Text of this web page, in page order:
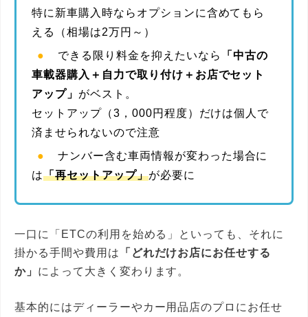
特に新車購入時ならオプションに含めてもら
える（相場は2万円～）
できる限り料金を抑えたいなら
「中古の
車載器購入＋自力で取り付け＋お店でセット
アップ」 がベスト。
セットアップ（3，000円程度）だけは個人で
済ませられないので注意
ナンバー含む車両情報が変わった場合に
は「再セットアップ」が必要に
一口に「ETCの利用を始める」といっても、それに
掛かる手間や費用は 「どれだけお店にお任せする
か」 によって大きく変わります。
基本的にはディーラーやカー用品店のプロにお任せ